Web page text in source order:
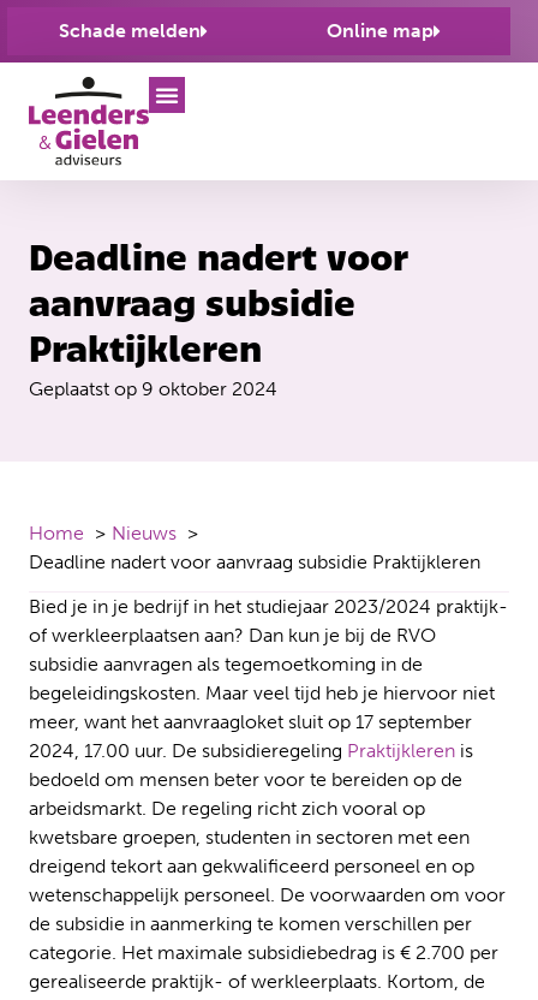
Schade melden Online map
Deadline nadert voor
aanvraag subsidie
Praktijkleren
Geplaatst op 9 oktober 2024
Home
Nieuws
Deadline nadert voor aanvraag subsidie Praktijkleren
Bied je in je bedrijf in het studiejaar 2023/2024 praktijk-
of werkleerplaatsen aan? Dan kun je bij de RVO
subsidie aanvragen als tegemoetkoming in de
begeleidingskosten. Maar veel tijd heb je hiervoor niet
meer, want het aanvraagloket sluit op 17 september
2024, 17.00 uur. De subsidieregeling Praktijkleren is
bedoeld om mensen beter voor te bereiden op de
arbeidsmarkt. De regeling richt zich vooral op
kwetsbare groepen, studenten in sectoren met een
dreigend tekort aan gekwalificeerd personeel en op
wetenschappelijk personeel. De voorwaarden om voor
de subsidie in aanmerking te komen verschillen per
categorie. Het maximale subsidiebedrag is € 2.700 per
gerealiseerde praktijk- of werkleerplaats. Kortom, de